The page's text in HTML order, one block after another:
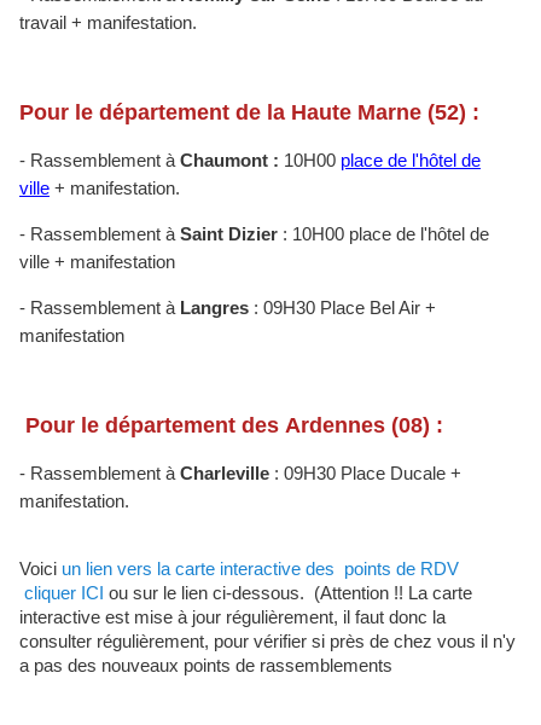
travail + manifestation.
Pour le département de la Haute Marne (52) :
- Rassemblement à Chaumont : 10H00 place de l'hôtel de
ville + manifestation.
- Rassemblement à Saint Dizier : 10H00 place de l'hôtel de
ville + manifestation
- Rassemblement à Langres : 09H30 Place Bel Air +
manifestation
Pour le département des Ardennes (08) :
- Rassemblement à Charleville : 09H30 Place Ducale +
manifestation.
Voici un lien vers la carte interactive des points de RDV
cliquer ICI ou sur le lien ci-dessous. (Attention !! La carte
interactive est mise à jour régulièrement, il faut donc la
consulter régulièrement, pour vérifier si près de chez vous il n'y
a pas des nouveaux points de rassemblements